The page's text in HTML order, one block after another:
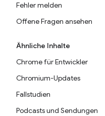
Fehler melden
Offene Fragen ansehen
Ähnliche Inhalte
Chrome für Entwickler
Chromium-Updates
Fallstudien
Podcasts und Sendungen